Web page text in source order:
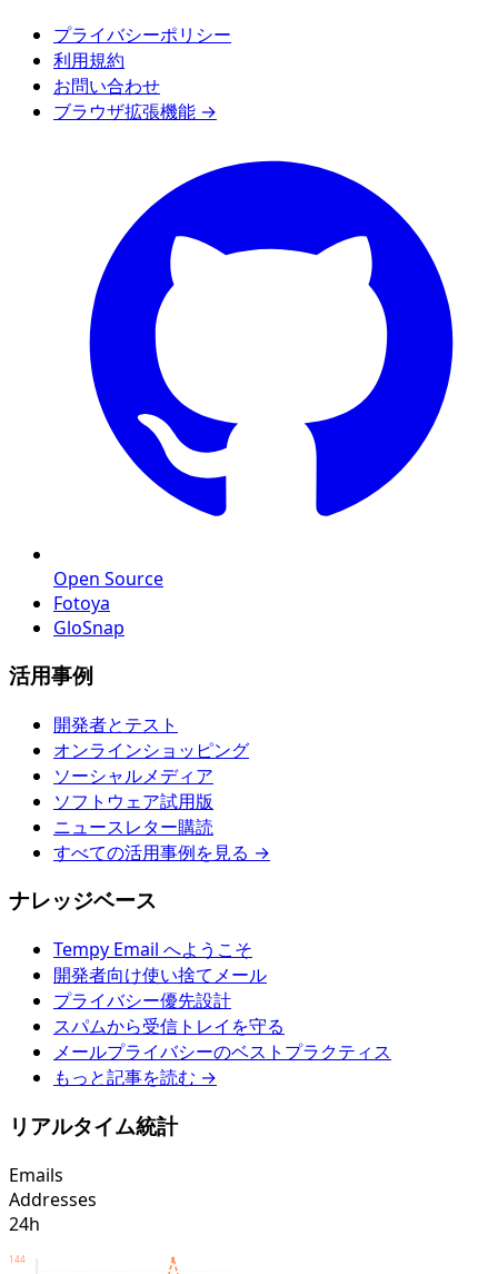
プライバシーポリシー
利用規約
お問い合わせ
ブラウザ拡張機能 →
Open Source
Fotoya
GloSnap
活用事例
開発者とテスト
オンラインショッピング
ソーシャルメディア
ソフトウェア試用版
ニュースレター購読
すべての活用事例を見る →
ナレッジベース
Tempy Email へようこそ
開発者向け使い捨てメール
プライバシー優先設計
スパムから受信トレイを守る
メールプライバシーのベストプラクティス
もっと記事を読む →
リアルタイム統計
Emails
Addresses
24h
144